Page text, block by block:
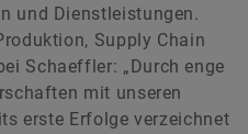
und Dienstleistungen.
Supply Chain
Schaeffler: „Durch enge
mit unseren
erste Erfolge verzeichnet